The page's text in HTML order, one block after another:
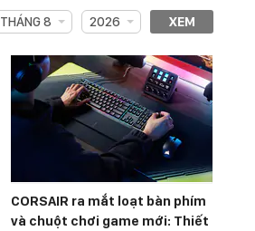
THÁNG 8 2026 XEM
CORSAIR ra mắt loạt bàn phím
và chuột chơi game mới: Thiết